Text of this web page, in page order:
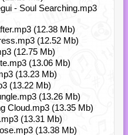
- Soul Searching.mp3
(12.38 Mb)
(12.52 Mb)
(12.75 Mb)
(13.06 Mb)
(13.23 Mb)
(13.22 Mb)
(13.26 Mb)
Cloud.mp3 (13.35 Mb)
(13.31 Mb)
(13.38 Mb)